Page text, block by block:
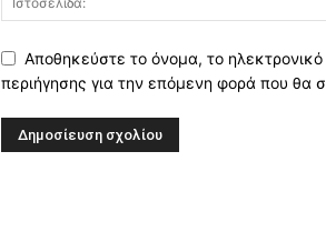
Αποθηκεύστε το όνομα, το
περιήγησης για την επόμενη φορά που θα